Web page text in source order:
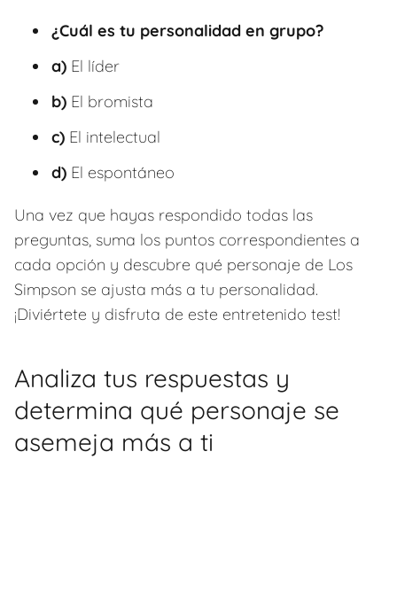
¿Cuál es tu personalidad en grupo?
a) El líder
b) El bromista
c) El intelectual
d) El espontáneo
Una vez que hayas respondido todas las
preguntas, suma los puntos correspondientes a
cada opción y descubre qué personaje de Los
Simpson se ajusta más a tu personalidad.
¡Diviértete y disfruta de este entretenido test!
Analiza tus respuestas y
determina qué personaje se
asemeja más a ti